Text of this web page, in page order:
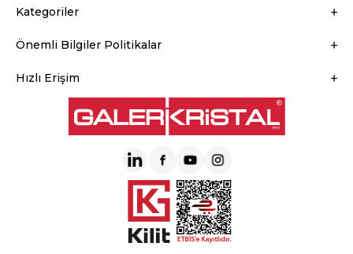
Kategoriler
Önemli Bilgiler Politikalar
Hızlı Erişim